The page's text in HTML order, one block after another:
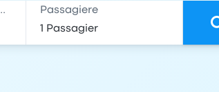
Passagiere